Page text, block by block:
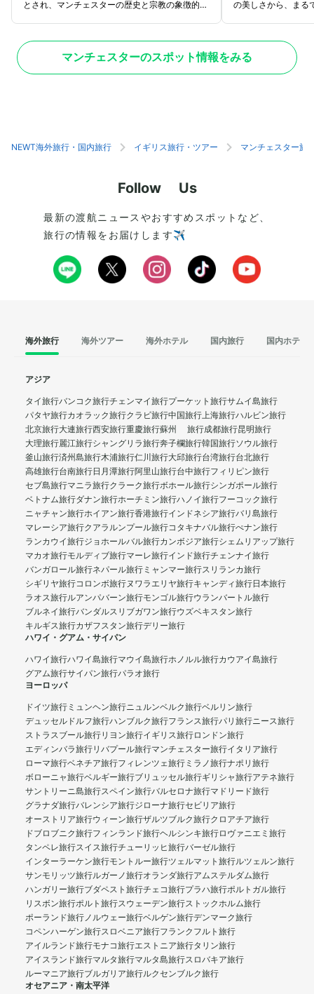
とされ、マンチェスターの歴史と宗教の象徴的存
ステンドグラスや中世イギリス北部の木彫り細工
が施された礼拝席があります。座席や天井のデザ
イン性も非常に巧妙で、壮麗な建築美を堪能でき
の美しさから、まる
貴重な書物が多数
紀のパピルス写本「
です。石造りのアー
い。
マンチェスターのスポット情報をみる
NEWT海外旅行・国内旅行 イギリス旅行・ツアー マンチェスター旅
Follow Us
最新の渡航ニュースやおすすめスポットなど、
旅行の情報をお届けします✈️
海外旅行 海外ツアー 海外ホテル 国内旅行 国内ホテル
アジア
タイ旅行バンコク旅行チェンマイ旅行プーケット旅行サムイ島旅行
パタヤ旅行カオラック旅行クラビ旅行中国旅行上海旅行ハルビン旅行
北京旅行大連旅行西安旅行重慶旅行蘇州 旅行成都旅行昆明旅行
大理旅行麗江旅行シャングリラ旅行奔子欄旅行韓国旅行ソウル旅行
釜山旅行済州島旅行木浦旅行仁川旅行大邱旅行台湾旅行台北旅行
高雄旅行台南旅行日月潭旅行阿里山旅行台中旅行フィリピン旅行
セブ島旅行マニラ旅行クラーク旅行ボホール旅行シンガポール旅行
ベトナム旅行ダナン旅行ホーチミン旅行ハノイ旅行フーコック旅行
ニャチャン旅行ホイアン旅行香港旅行インドネシア旅行バリ島旅行
マレーシア旅行クアラルンプール旅行コタキナバル旅行ぺナン旅行
ランカウイ旅行ジョホールバル旅行カンボジア旅行シェムリアップ旅行
マカオ旅行モルディブ旅行マーレ旅行インド旅行チェンナイ旅行
バンガロール旅行ネパール旅行 ミャンマー旅行スリランカ旅行
シギリヤ旅行コロンボ旅行ヌワラエリヤ旅行キャンディ旅行日本旅行
ラオス旅行ルアンパバーン旅行モンゴル旅行ウランバートル旅行
ブルネイ旅行バンダルスリブガワン旅行ウズベキスタン旅行
キルギス旅行カザフスタン旅行デリー旅行
ハワイ・グアム・サイパン
ハワイ旅行ハワイ島旅行マウイ島旅行ホノルル旅行カウアイ島旅行
グアム旅行サイパン旅行パラオ旅行
ヨーロッパ
ドイツ旅行 ミュンヘン旅行ニュルンベルク旅行ベルリン旅行
デュッセルドルフ旅行ハンブルク旅行フランス旅行パリ旅行ニース旅行
ストラスブール旅行リヨン旅行イギリス旅行ロンドン旅行
エディンバラ旅行リバプール旅行マンチェスター旅行イタリア旅行
ローマ旅行ベネチア旅行フィレンツェ旅行 ミラノ旅行ナポリ旅行
ボローニャ旅行ベルギー旅行ブリュッセル旅行ギリシャ旅行アテネ旅行
サントリーニ島旅行スペイン旅行バルセロナ旅行マドリード旅行
グラナダ旅行バレンシア旅行ジローナ旅行セビリア旅行
オーストリア旅行ウィーン旅行ザルツブルク旅行クロアチア旅行
ドブロブニク旅行フィンランド旅行ヘルシンキ旅行ロヴァニエミ旅行
タンペレ旅行スイス旅行チューリッヒ旅行バーゼル旅行
インターラーケン旅行モントルー旅行ツェルマット旅行ルツェルン旅行
サンモリッツ旅行ルガーノ旅行オランダ旅行アムステルダム旅行
ハンガリー旅行ブダペスト旅行チェコ旅行プラハ旅行ポルトガル旅行
リスボン旅行ポルト旅行スウェーデン旅行ストックホルム旅行
ポーランド旅行ノルウェー旅行ベルゲン旅行デンマーク旅行
コペンハーゲン旅行スロベニア旅行フランクフルト旅行
アイルランド旅行モナコ旅行エストニア旅行タリン旅行
アイスランド旅行マルタ旅行マルタ島旅行スロバキア旅行
ルーマニア旅行ブルガリア旅行ルクセンブルク旅行
オセアニア・南太平洋